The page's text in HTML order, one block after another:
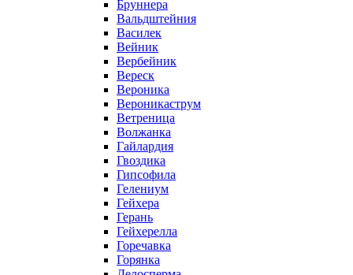
Бруннера
Вальдштейния
Василек
Вейник
Вербейник
Вереск
Вероника
Вероникаструм
Ветреница
Волжанка
Гайлардия
Гвоздика
Гипсофила
Гелениум
Гейхера
Герань
Гейхерелла
Горечавка
Горянка